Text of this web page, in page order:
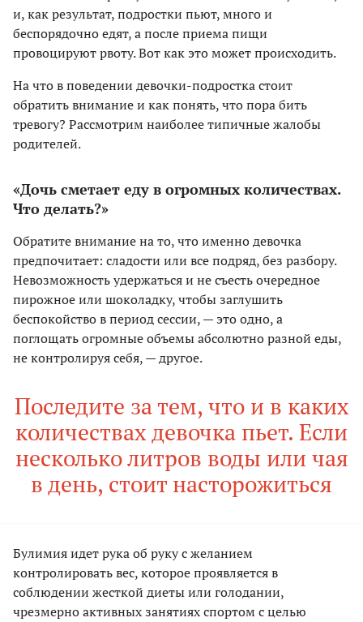
и, как результат, подростки пьют, много и
беспорядочно едят, а после приема пищи
провоцируют рвоту. Вот как это может происходить.
На что в поведении девочки-подростка стоит
обратить внимание и как понять, что пора бить
тревогу? Рассмотрим наиболее типичные жалобы
родителей.
«Дочь сметает еду в огромных количествах.
Что делать?»
Обратите внимание на то, что именно девочка
предпочитает: сладости или все подряд, без разбору.
Невозможность удержаться и не съесть очередное
пирожное или шоколадку, чтобы заглушить
беспокойство в период сессии, — это одно, а
поглощать огромные объемы абсолютно разной еды,
не контролируя себя, — другое.
Последите за тем, что и в каких
количествах девочка пьет. Если
несколько литров воды или чая
в день, стоит насторожиться
Булимия идет рука об руку с желанием
контролировать вес, которое проявляется в
соблюдении жесткой диеты или голодании,
чрезмерно активных занятиях спортом с целью